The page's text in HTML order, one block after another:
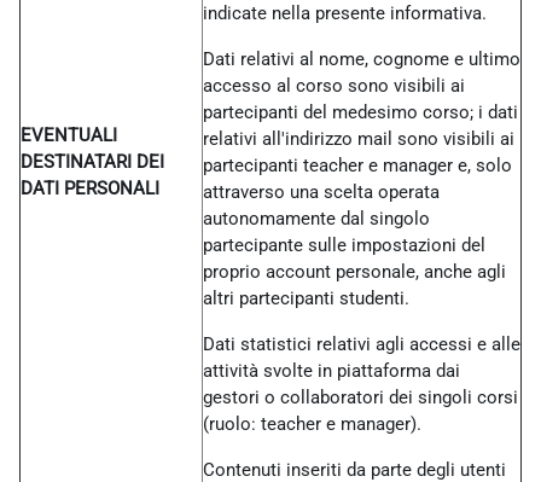
EVENTUALI
DESTINATARI DEI
DATI PERSONALI
indicate nella presente informativa.
Dati relativi al nome, cognome e ultimo
accesso al corso sono visibili ai
partecipanti del medesimo corso; i dati
relativi all'indirizzo mail sono visibili ai
partecipanti teacher e manager e, solo
attraverso una scelta operata
autonomamente dal singolo
partecipante sulle impostazioni del
proprio account personale, anche agli
altri partecipanti studenti.
Dati statistici relativi agli accessi e alle
attività svolte in piattaforma dai
gestori o collaboratori dei singoli corsi
(ruolo: teacher e manager).
Contenuti inseriti da parte degli utenti